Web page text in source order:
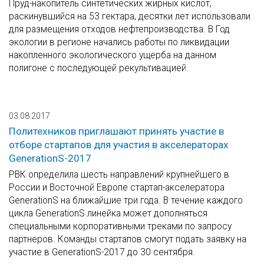
Пруд-накопитель синтетических жирных кислот,
раскинувшийся на 53 гектара, десятки лет использовали
для размещения отходов нефтепроизводства. В Год
экологии в регионе начались работы по ликвидации
накопленного экологического ущерба на данном
полигоне с последующей рекультивацией.
03.08.2017
Политехников приглашают принять участие в
отборе стартапов для участия в акселераторах
GenerationS-2017
РВК определила шесть направлений крупнейшего в
России и Восточной Европе стартап-акселератора
GenerationS на ближайшие три года. В течение каждого
цикла GenerationS линейка может дополняться
специальными корпоративными треками по запросу
партнеров. Команды стартапов смогут подать заявку на
участие в GenerationS-2017 до 30 сентября.